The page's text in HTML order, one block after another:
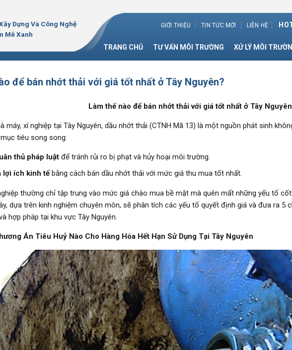
GIỚI THIỆU TIN TỨC MỚI LIÊN HỆ
Dựng Và Công Nghệ
Mê Xanh
TRANG CHỦ
TƯ VẤN MÔI TRƯỜNG XỬ LÝ MÔI
để bán nhớt thải với giá tốt nhất ở Tây Nguyên?
Làm thế nào để bán nhớt thải với giá tốt nhất ở Tây
máy, xí nghiệp tại Tây Nguyên, dầu nhớt thải (CTNH Mã 13) là một nguồn phát sinh
tiêu song song:
thủ pháp luậtđể tránh rủi ro bị phạt và hủy hoại môi trường.
lợi ích kinh tếbằng cách bán dầu nhớt thải với mức giá thu mua tốt nhất.
thường chỉ tập trung vào mức giá chào mua bề mặt mà quên mất những yếu tố
dựa trên kinh nghiệm chuyên môn, sẽ phân tích các yếu tố quyết định giá và đưa ra 5
hợp pháp tại khu vực Tây Nguyên.
Án Tiêu Huỷ Nào Cho Hàng Hóa Hết Hạn Sử Dụng Tại Tây Nguyên